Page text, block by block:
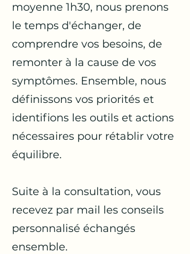
moyenne 1h30, nous prenons
le temps d'échanger, de
comprendre vos besoins, de
remonter à la cause de vos
symptômes. Ensemble, nous
définissons vos priorités et
identifions les outils et actions
nécessaires pour rétablir votre
équilibre.
Suite à la consultation, vous
recevez par mail les conseils
personnalisé échangés
ensemble.